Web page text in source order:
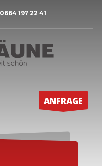
0664 197 22 41
ANFRAGE